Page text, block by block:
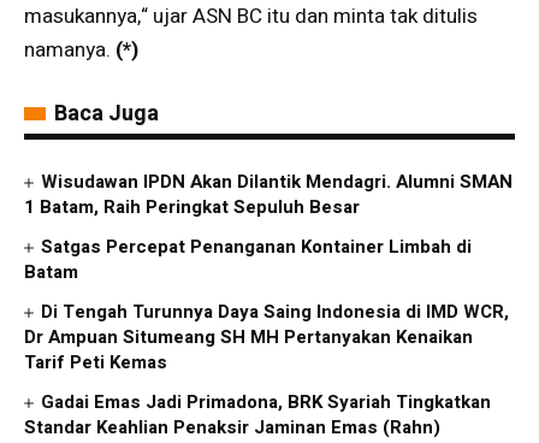
masukannya,“ ujar ASN BC itu dan minta tak ditulis
namanya. (*)
Baca Juga
Wisudawan IPDN Akan Dilantik Mendagri. Alumni SMAN
1 Batam, Raih Peringkat Sepuluh Besar
Satgas Percepat Penanganan Kontainer Limbah di
Batam
Di Tengah Turunnya Daya Saing Indonesia di IMD WCR,
Dr Ampuan Situmeang SH MH Pertanyakan Kenaikan
Tarif Peti Kemas
Gadai Emas Jadi Primadona, BRK Syariah Tingkatkan
Standar Keahlian Penaksir Jaminan Emas (Rahn)